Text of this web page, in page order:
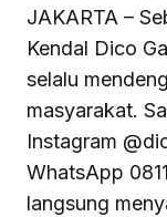
JAKARTA –
Kendal Dico
selalu
masyarakat.
Instagram
WhatsApp
langsung